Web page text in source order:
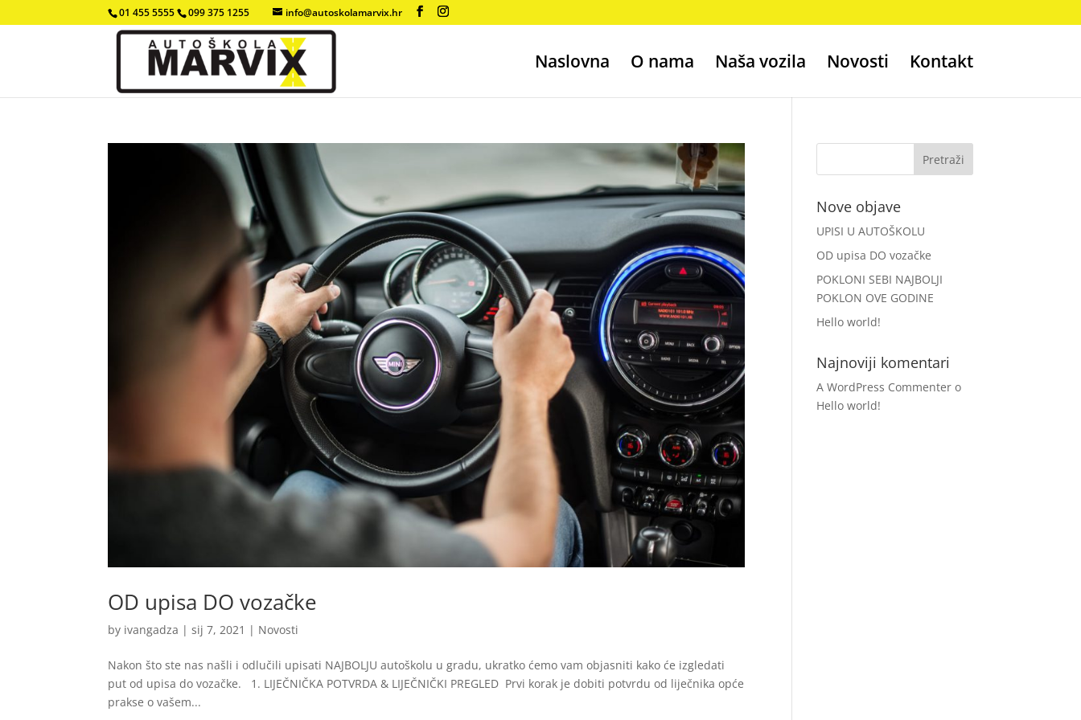
01 455 5555 099 375 1255 info@autoskolamarvix.hr
Naslovna O nama Naša vozila Novosti Kontakt
OD upisa DO vozačke
by ivangadza |sij 7, 2021 | Novosti
Nakon što ste nas našli i odlučili upisati NAJBOLJU autoškolu u gradu, ukratko ćemo vam objasniti kako će izgledati
put od upisa do vozačke. 1. LIJEČNIČKA POTVRDA & LIJEČNIČKI PREGLED Prvi korak je dobiti potvrdu od liječnika opće
prakse o vašem...
Nove objave
UPISI U AUTOŠKOLU
OD upisa DO vozačke
POKLONI SEBI NAJBOLJI
POKLON OVE GODINE
Hello world!
Najnoviji komentari
A WordPress Commenter o
Hello world!